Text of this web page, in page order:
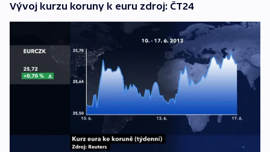
Vývoj kurzu koruny k euru zdroj: ČT24